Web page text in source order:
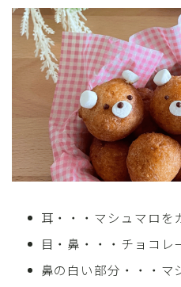
耳・・・マシュマロを
目・鼻・・・チョコレ
鼻の白い部分・・・マ